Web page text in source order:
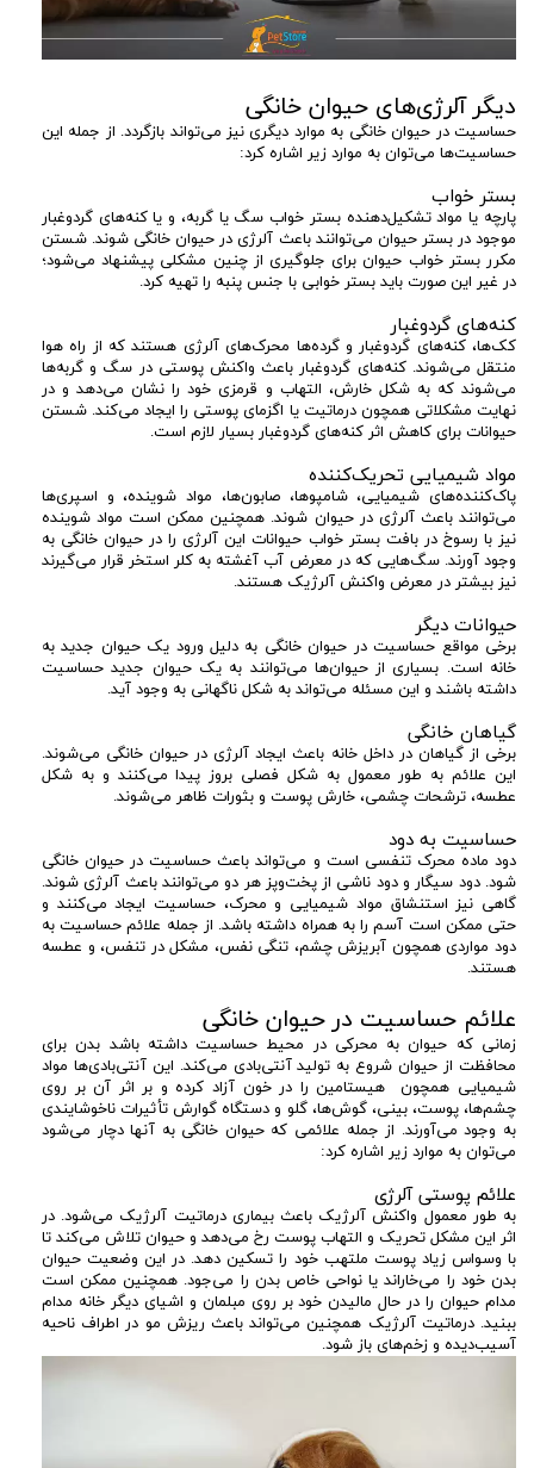
دیگر آلرژی‌های حیوان خانگی
حساسیت در حیوان خانگی به موارد دیگری نیز می‌تواند بازگردد. از جمله این
حساسیت‌ها می‌توان به موارد زیر اشاره کرد:
بستر خواب
پارچه یا مواد تشکیل‌دهنده بستر خواب سگ یا گربه، و یا کنه‌های گردوغبار
موجود در بستر حیوان می‌توانند باعث آلرژی در حیوان خانگی شوند. شستن
مکرر بستر خواب حیوان برای جلوگیری از چنین مشکلی پیشنهاد می‌شود؛
در غیر این صورت باید بستر خوابی با جنس پنبه را تهیه کرد.
کنه‌های گردوغبار
کک‌ها، کنه‌های گردوغبار و گرده‌ها محرک‌های آلرژی هستند که از راه هوا
منتقل می‌شوند. کنه‌های گردوغبار باعث واکنش پوستی در سگ و گربه‌ها
می‌شوند که به شکل خارش، التهاب و قرمزی خود را نشان می‌دهد و در
نهایت مشکلاتی همچون درماتیت یا اگزمای پوستی را ایجاد می‌کند. شستن
حیوانات برای کاهش اثر کنه‌های گردوغبار بسیار لازم است.
مواد شیمیایی تحریک‌کننده
پاک‌کننده‌های شیمیایی، شامپوها، صابون‌ها، مواد شوینده، و اسپری‌ها
می‌توانند باعث آلرژی در حیوان شوند. همچنین ممکن است مواد شوینده
نیز با رسوخ در بافت بستر خواب حیوانات این آلرژی را در حیوان خانگی به
وجود آورند. سگ‌هایی که در معرض آب آغشته به کلر استخر قرار می‌گیرند
نیز بیشتر در معرض واکنش آلرژیک هستند.
حیوانات دیگر
برخی مواقع حساسیت در حیوان خانگی به دلیل ورود یک حیوان جدید به
خانه است. بسیاری از حیوان‌ها می‌توانند به یک حیوان جدید حساسیت
داشته باشند و این مسئله می‌تواند به شکل ناگهانی به وجود آید.
گیاهان خانگی
برخی از گیاهان در داخل خانه باعث ایجاد آلرژی در حیوان خانگی می‌شوند.
این علائم به طور معمول به شکل فصلی بروز پیدا می‌کنند و به شکل
عطسه، ترشحات چشمی، خارش پوست و بثورات ظاهر می‌شوند.
حساسیت به دود
دود ماده محرک تنفسی است و می‌تواند باعث حساسیت در حیوان خانگی
شود. دود سیگار و دود ناشی از پخت‌وپز هر دو می‌توانند باعث آلرژی شوند.
گاهی نیز استنشاق مواد شیمیایی و محرک، حساسیت ایجاد می‌کنند و
حتی ممکن است آسم را به همراه داشته باشد. از جمله علائم حساسیت به
دود مواردی همچون آبریزش چشم، تنگی نفس، مشکل در تنفس، و عطسه
هستند.
علائم حساسیت در حیوان خانگی
زمانی که حیوان به محرکی در محیط حساسیت داشته باشد بدن برای
محافظت از حیوان شروع به تولید آنتی‌بادی می‌کند. این آنتی‌بادی‌ها مواد
شیمیایی همچون هیستامین را در خون آزاد کرده و بر اثر آن بر روی
چشم‌ها، پوست، بینی، گوش‌ها، گلو و دستگاه گوارش تأثیرات ناخوشایندی
به وجود می‌آورند. از جمله علائمی که حیوان خانگی به آنها دچار می‌شود
می‌توان به موارد زیر اشاره کرد:
علائم پوستی آلرژی
به طور معمول واکنش آلرژیک باعث بیماری درماتیت آلرژیک می‌شود. در
اثر این مشکل تحریک و التهاب پوست رخ می‌دهد و حیوان تلاش می‌کند تا
با وسواس زیاد پوست ملتهب خود را تسکین دهد. در این وضعیت حیوان
بدن خود را می‌خاراند یا نواحی خاص بدن را می‌جود. همچنین ممکن است
مدام حیوان را در حال مالیدن خود بر روی مبلمان و اشیای دیگر خانه مدام
ببنید. درماتیت آلرژیک همچنین می‌تواند باعث ریزش مو در اطراف ناحیه
آسیب‌دیده و زخم‌های باز شود.